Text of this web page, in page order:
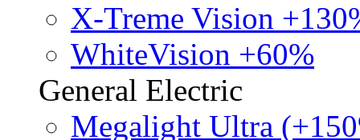
X-Treme Vision
WhiteVision +60%
General Electric
Megalight Ultra